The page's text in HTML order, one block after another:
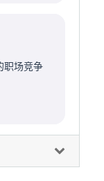
职场竞争